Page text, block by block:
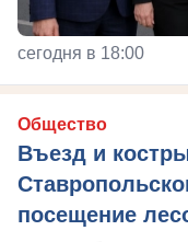
сегодня в 18:00
Общество
Въезд и
посещение